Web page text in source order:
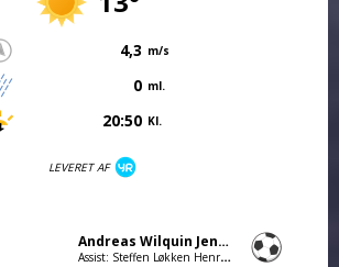
4,3 m/s
0 ml.
20:50 Kl.
LEVERET AF
Andreas Wilquin Jensen
Assist: Steffen Løkken Henriksen